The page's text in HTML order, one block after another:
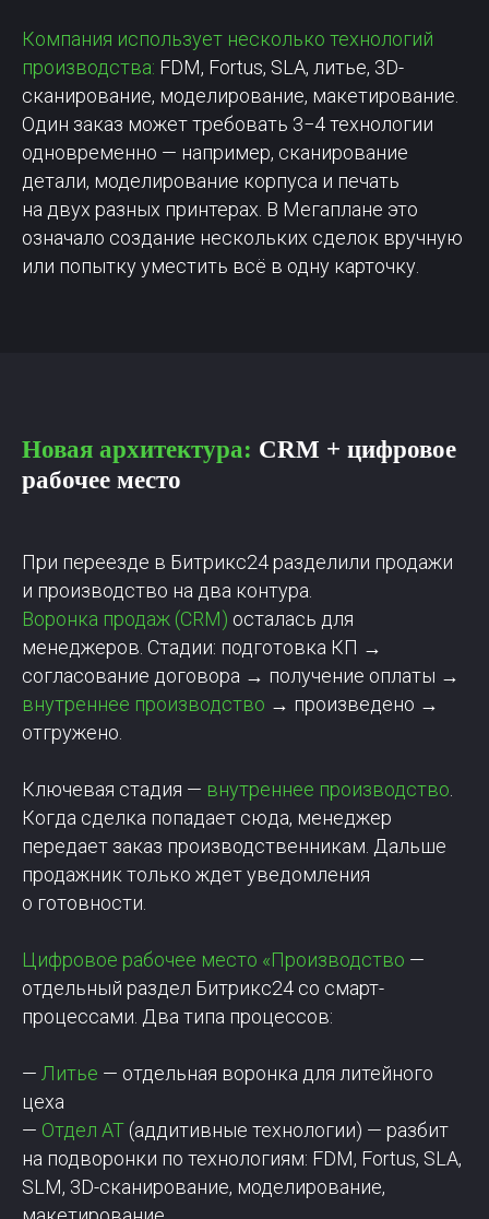
Компания использует несколько технологий
производства: FDM, Fortus, SLA, литье, 3D-
сканирование, моделирование, макетирование.
Один заказ может требовать 3−4 технологии
одновременно — например, сканирование
детали, моделирование корпуса и печать
на двух разных принтерах. В Мегаплане это
означало создание нескольких сделок вручную
или попытку уместить всё в одну карточку.
Новая архитектура: CRM + цифровое
рабочее место
При переезде в Битрикс24 разделили продажи
и производство на два контура.
Воронка продаж (CRM) осталась для
менеджеров. Стадии: подготовка КП →
согласование договора → получение оплаты →
внутреннее производство → произведено →
отгружено.
Ключевая стадия — внутреннее производство
Когда сделка попадает сюда, менеджер
передает заказ производственникам. Дальше
продажник только ждет уведомления
о готовности.
Цифровое рабочее место «Производство —
отдельный раздел Битрикс24 со смарт-
процессами. Два типа процессов:
— Литье — отдельная воронка для литейного
цеха
— Отдел АТ (аддитивные технологии) — разбит
на подворонки по технологиям: FDM, Fortus, SLA,
SLM, 3D-сканирование, моделирование,